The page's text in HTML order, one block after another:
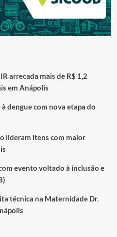
arrecada mais de R$ 1,2
em Anápolis
dengue com nova etapa do
lideram itens com maior
evento voltado à inclusão e
técnica na Maternidade Dr.